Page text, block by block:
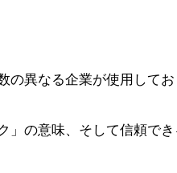
異なる企業が使用して
」の意味、そして信頼で